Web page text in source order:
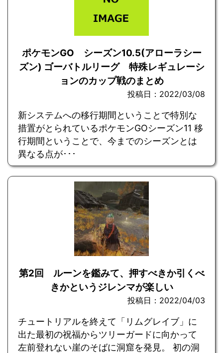
ポケモンGO シーズン10.5(アローラシー
ズン) ゴーバトルリーグ 特殊レギュレーシ
ョンのカップ戦のまとめ
投稿日：2022/03/08
新システムへの移行期間ということで特別な
措置がとられているポケモンGOシーズン11 移
行期間ということで、今までのシーズンとは
異なる点が･･･
第2回 ルーンを鑑みて、押すべきか引くべ
きかというジレンマが楽しい
投稿日：2022/04/03
チュートリアルを終えて「リムグレイブ」に
出た最初の祝福からツリーガードに向かって
左前登れない崖のそばに洞窟を発見。 初の洞